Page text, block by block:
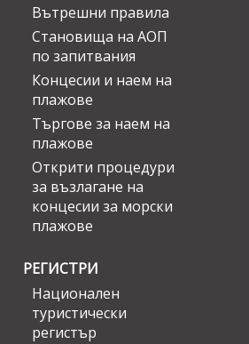
Вътрешни правила
Становища на АОП
по запитвания
Концесии и наем на
плажове
Търгове за наем на
плажове
Открити процедури
за възлагане на
концесии за морски
плажове
РЕГИСТРИ
Национален
туристически
регистър